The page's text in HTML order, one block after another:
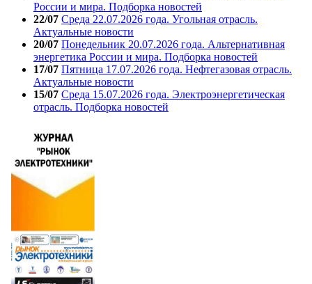
России и мира. Подборка новостей
22/07 Среда 22.07.2026 года. Угольная отрасль.
Актуальные новости
20/07 Понедельник 20.07.2026 года. Альтернативная
энергетика России и мира. Подборка новостей
17/07 Пятница 17.07.2026 года. Нефтегазовая отрасль.
Актуальные новости
15/07 Среда 15.07.2026 года. Электроэнергетическая
отрасль. Подборка новостей